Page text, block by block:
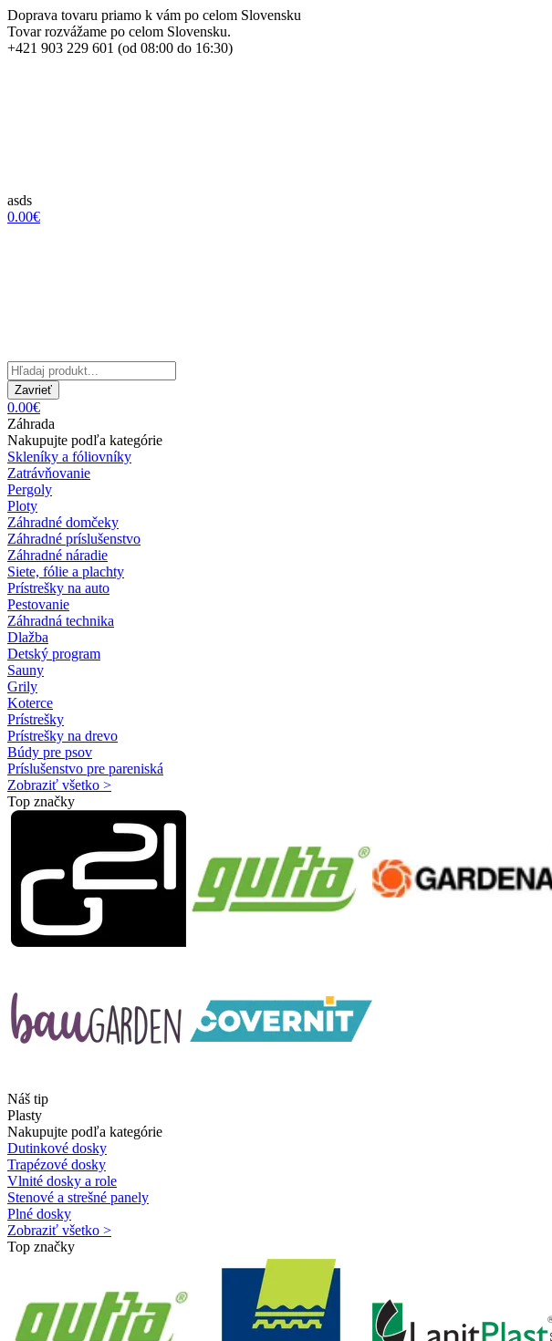
Doprava tovaru priamo k vám po celom Slovensku
Tovar rozvážame po celom Slovensku.
+421 903 229 601 (od 08:00 do 16:30)
asds
0.00€
Zavrieť
0.00€
Záhrada
Nakupujte podľa kategórie
Skleníky a fóliovníky
Zatrávňovanie
Pergoly
Ploty
Záhradné domčeky
Záhradné príslušenstvo
Záhradné náradie
Siete, fólie a plachty
Prístrešky na auto
Pestovanie
Záhradná technika
Dlažba
Detský program
Sauny
Grily
Koterce
Prístrešky
Prístrešky na drevo
Búdy pre psov
Príslušenstvo pre pareniská
Zobraziť všetko >
Top značky
Náš tip
Plasty
Nakupujte podľa kategórie
Dutinkové dosky
Trapézové dosky
Vlnité dosky a role
Stenové a strešné panely
Plné dosky
Zobraziť všetko >
Top značky